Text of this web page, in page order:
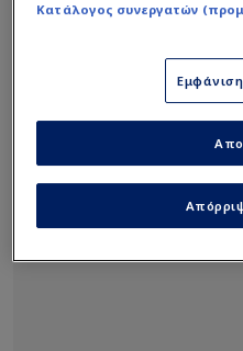
Κατάλογος συνεργατών